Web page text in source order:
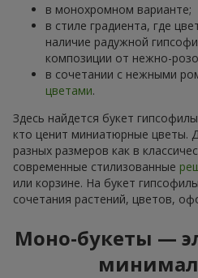
в монохромном варианте;
в стиле градиента, где
наличие радужной
композиции от нежно-
в сочетании с нежными
цветами.
Здесь найдется букет
кто ценит миниатюрные цветы.
разных размеров как в
современные стилизованные
или корзине. На букет
сочетания растений, цветов,
Моно-букеты —